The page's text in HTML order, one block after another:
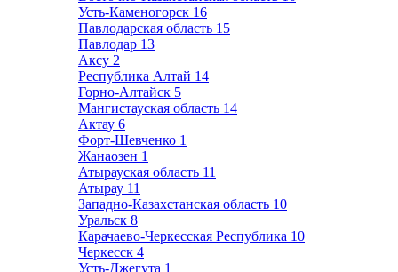
Усть-Каменогорск 16
Павлодарская область 15
Павлодар 13
Аксу 2
Республика Алтай 14
Горно-Алтайск 5
Мангистауская область 14
Актау 6
Форт-Шевченко 1
Жанаозен 1
Атырауская область 11
Атырау 11
Западно-Казахстанская область 10
Уральск 8
Карачаево-Черкесская Республика 10
Черкесск 4
Усть-Джегута 1